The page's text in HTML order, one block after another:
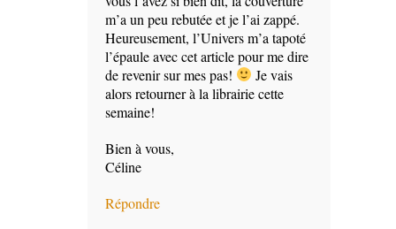
m’a un peu rebutée et je l’ai zappé.
Heureusement, l’Univers m’a tapoté
l’épaule avec cet article pour me dire
de revenir sur mes pas!
Je vais
alors retourner à la librairie cette
semaine!
Bien à vous,
Céline
Répondre